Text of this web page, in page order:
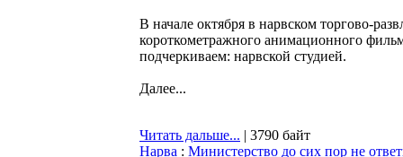
В начале октября в нарвском торгово-
короткометражного анимационного
подчеркиваем: нарвской студией.
Далее...
Читать дальше... | 3790 байт
Нарва : Министерство до сих пор не